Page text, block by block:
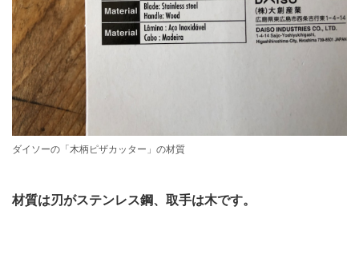
ダイソーの「木柄ピザカッター」の材質
材質は刃がステンレス鋼、取手は木です。